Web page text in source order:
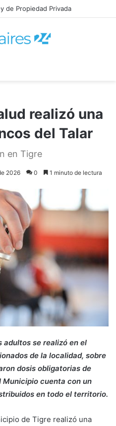
de Propiedad Privada
realizó una
del Talar
en Tigre
2026 0 1 minuto de lectura
adultos se realizó en el
de la localidad, sobre
dosis obligatorias de
cuenta con un
en todo el territorio.
de Tigre realizó una